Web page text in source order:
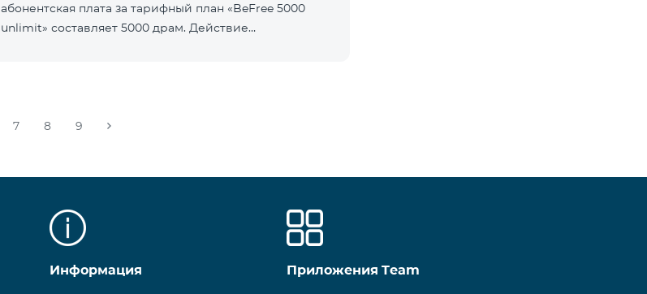
абонентская плата за тарифный план «BeFree 5000
unlimit» составляет 5000 драм. Действие
7 8 9
Информация Приложения Team